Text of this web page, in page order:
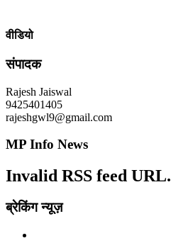
वीडियो
संपादक
Rajesh Jaiswal
9425401405
rajeshgwl9@gmail.com
MP Info News
Invalid RSS feed URL.
ब्रेकिंग न्यूज़